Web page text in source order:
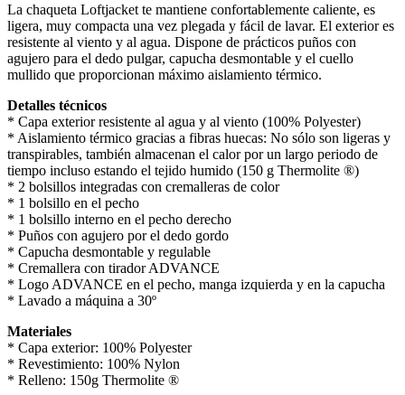
La chaqueta Loftjacket te mantiene confortablemente caliente, es
ligera, muy compacta una vez plegada y fácil de lavar. El exterior es
resistente al viento y al agua. Dispone de prácticos puños con
agujero para el dedo pulgar, capucha desmontable y el cuello
mullido que proporcionan máximo aislamiento térmico.
Detalles técnicos
* Capa exterior resistente al agua y al viento (100% Polyester)
* Aislamiento térmico gracias a fibras huecas: No sólo son ligeras y
transpirables, también almacenan el calor por un largo periodo de
tiempo incluso estando el tejido humido (150 g Thermolite ®)
* 2 bolsillos integradas con cremalleras de color
* 1 bolsillo en el pecho
* 1 bolsillo interno en el pecho derecho
* Puños con agujero por el dedo gordo
* Capucha desmontable y regulable
* Cremallera con tirador ADVANCE
* Logo ADVANCE en el pecho, manga izquierda y en la capucha
* Lavado a máquina a 30º
Materiales
* Capa exterior: 100% Polyester
* Revestimiento: 100% Nylon
* Relleno: 150g Thermolite ®